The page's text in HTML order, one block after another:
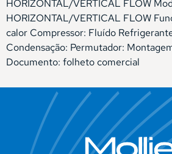
HORIZONTAL/VERTICAL FLOW
HORIZONTAL/VERTICAL FLOW
calor Compressor: Fluído
Condensação: Permutador:
Documento: folheto comercial